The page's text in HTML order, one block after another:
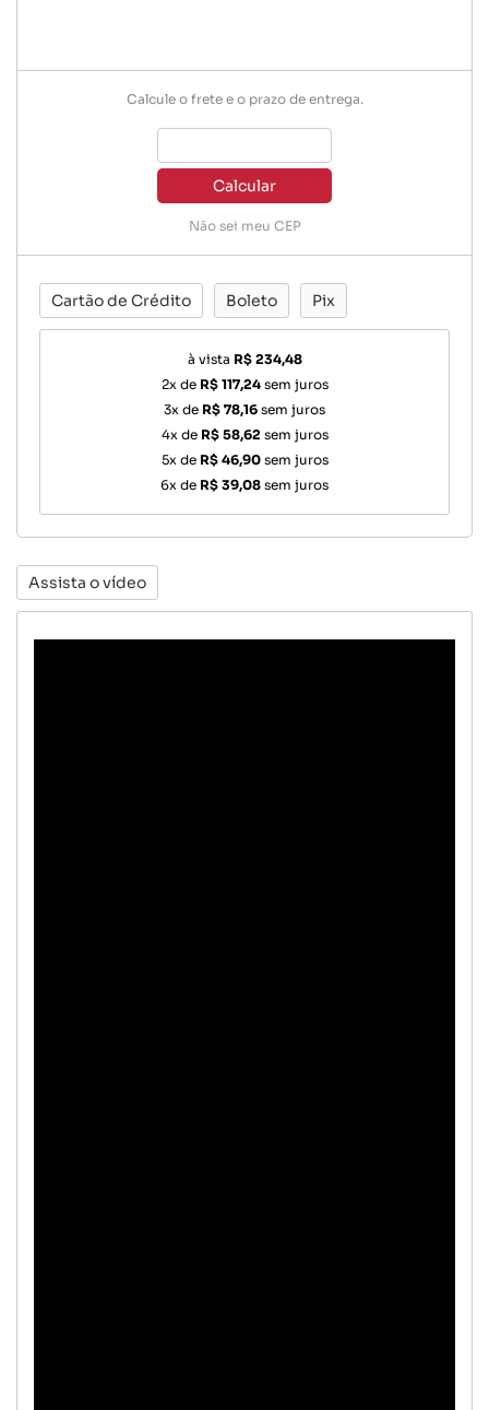
Calcule o frete e o prazo de entrega.
Calcular
Não sei meu CEP
Cartão de Crédito Boleto Pix
à vista R$ 234,48
2x de R$ 117,24sem juros
3x de R$ 78,16 sem juros
4x de R$ 58,62 sem juros
5x de R$ 46,90sem juros
6x de R$ 39,08 sem juros
Assista o vídeo